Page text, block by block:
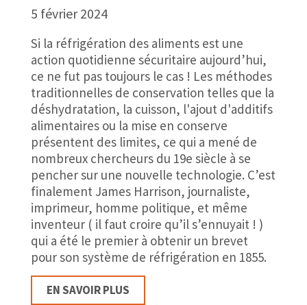
5 février 2024
Si la réfrigération des aliments est une
action quotidienne sécuritaire aujourd’hui,
ce ne fut pas toujours le cas ! Les méthodes
traditionnelles de conservation telles que la
déshydratation, la cuisson, l'ajout d'additifs
alimentaires ou la mise en conserve
présentent des limites, ce qui a mené de
nombreux chercheurs du 19e siècle à se
pencher sur une nouvelle technologie. C’est
finalement James Harrison, journaliste,
imprimeur, homme politique, et même
inventeur ( il faut croire qu’il s’ennuyait ! )
qui a été le premier à obtenir un brevet
pour son système de réfrigération en 1855.
EN SAVOIR PLUS